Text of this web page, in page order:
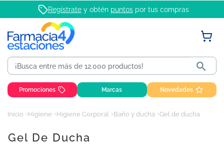
Regístratey obtén puntospor tus compras

Promociones Marcas Novedades
Inicio Higiene Higiene Corporal Baño y ducha Gel de ducha
Gel De Ducha